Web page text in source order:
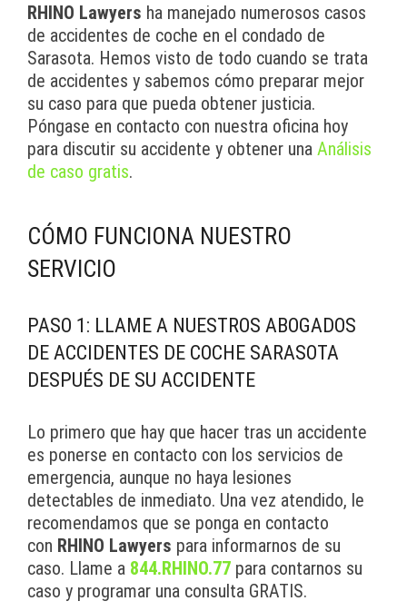
RHINO Lawyers ha manejado numerosos casos
de accidentes de coche en el condado de
Sarasota. Hemos visto de todo cuando se trata
de accidentes y sabemos cómo preparar mejor
su caso para que pueda obtener justicia.
Póngase en contacto con nuestra oficina hoy
para discutir su accidente y obtener una Análisis
de caso gratis.
CÓMO FUNCIONA NUESTRO
SERVICIO
PASO 1: LLAME A NUESTROS ABOGADOS
DE ACCIDENTES DE COCHE SARASOTA
DESPUÉS DE SU ACCIDENTE
Lo primero que hay que hacer tras un accidente
es ponerse en contacto con los servicios de
emergencia, aunque no haya lesiones
detectables de inmediato. Una vez atendido, le
recomendamos que se ponga en contacto
con RHINO Lawyers para informarnos de su
caso. Llame a 844.RHINO.77 para contarnos su
caso y programar una consulta GRATIS.